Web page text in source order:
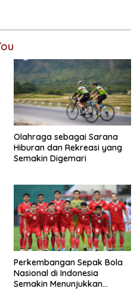
Olahraga sebagai Sarana
Hiburan dan Rekreasi yang
Semakin Digemari
Perkembangan Sepak Bola
Nasional di Indonesia
Semakin Menunjukkan